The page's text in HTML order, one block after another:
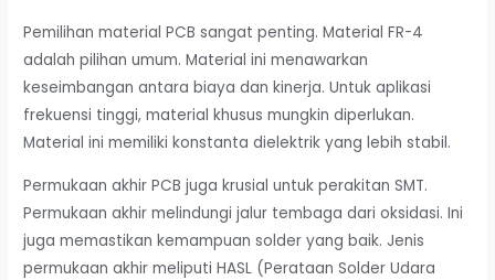
Pemilihan material PCB sangat penting. Material FR-4
adalah pilihan umum. Material ini menawarkan
keseimbangan antara biaya dan kinerja. Untuk aplikasi
frekuensi tinggi, material khusus mungkin diperlukan.
Material ini memiliki konstanta dielektrik yang lebih stabil.
Permukaan akhir PCB juga krusial untuk perakitan SMT.
Permukaan akhir melindungi jalur tembaga dari oksidasi. Ini
juga memastikan kemampuan solder yang baik. Jenis
permukaan akhir meliputi HASL (Perataan Solder Udara